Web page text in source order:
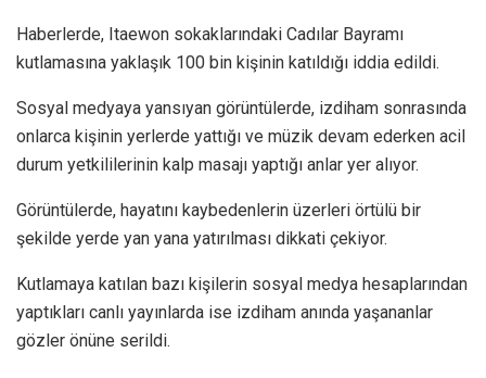
Haberlerde, Itaewon sokaklarındaki Cadılar Bayramı
kutlamasına yaklaşık 100 bin kişinin katıldığı iddia edildi.
Sosyal medyaya yansıyan görüntülerde, izdiham sonrasında
onlarca kişinin yerlerde yattığı ve müzik devam ederken acil
durum yetkililerinin kalp masajı yaptığı anlar yer alıyor.
Görüntülerde, hayatını kaybedenlerin üzerleri örtülü bir
şekilde yerde yan yana yatırılması dikkati çekiyor.
Kutlamaya katılan bazı kişilerin sosyal medya hesaplarından
yaptıkları canlı yayınlarda ise izdiham anında yaşananlar
gözler önüne serildi.